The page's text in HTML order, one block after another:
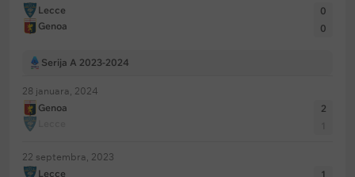
Lecce
Genoa
0
0
Serija A 2023-2024
28 januara, 2024
Genoa
2
22 septembra, 2023
Lecce
1